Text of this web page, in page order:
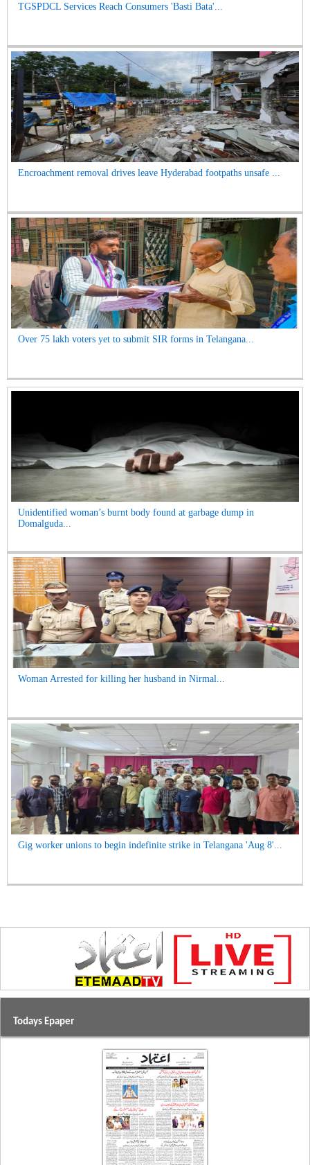
TGSPDCL Services Reach Consumers 'Basti Bata'...
Encroachment removal drives leave Hyderabad footpaths unsafe ...
Over 75 lakh voters yet to submit SIR forms in Telangana...
Unidentified woman’s burnt body found at garbage dump in
Domalguda...
Woman Arrested for killing her husband in Nirmal...
Gig worker unions to begin indefinite strike in Telangana 'Aug 8'...
Todays Epaper